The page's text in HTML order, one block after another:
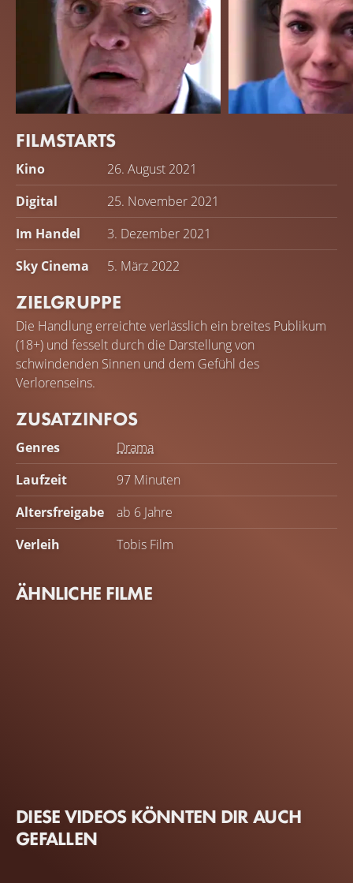
Anthony Hopkins
Anthony
FILMSTARTS
Kino
26. August 2021
Digital
25. November 2021
Im Handel
3. Dezember 2021
Sky Cinema
5. März 2022
ZIELGRUPPE
Die Handlung erreichte verlässlich ein breites Publikum
(18+) und fesselt durch die Darstellung von
schwindenden Sinnen und dem Gefühl des
Verlorenseins.
ZUSATZINFOS
Genres
Drama
Laufzeit
97 Minuten
Altersfreigabe
ab 6 Jahre
Verleih
Tobis Film
ÄHNLICHE FILME
DIESE VIDEOS KÖNNTEN DIR AUCH
GEFALLEN